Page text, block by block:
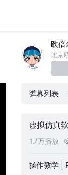
欧倍
弹幕列表
虚拟仿真
1.7万播放
处坠落应
泄露后不
意识！
氟利昂储槽
：规范安
增压泵泄漏
软件：化
备
反应釜泄
：标准化流
法兰泄漏着
件：提供
管道破裂
定期培训助
炉管破裂
虚拟仿真
操作教学 |